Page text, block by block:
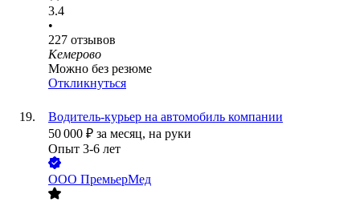
3.4
•
227 отзывов
Кемерово
Можно без резюме
Откликнуться
Водитель-курьер на автомобиль компании
50 000 ₽ за месяц, на руки
Опыт 3-6 лет
ООО ПремьерМед